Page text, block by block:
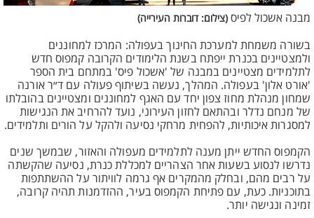
מבנה אשכול לפיס (צילום: דוברות העירייה)
בשורה משמחת למערכת החינוך בעפולה: המרכז למחוננים
ולמצטיינים בכנרת ייפתח בשנת הלימודים הקרובה קמפוס חדש
לתלמידים מצטיינים במבנה של 'אשכול פיס' במתחם בית הספר
'אורט אלון' בעפולה. המהלך, נעשה בשיתוף פעולה עם ד״ר אורנה
שמחון מנהלת מחוז צפון יחד עם האגף למחוננים ומצטיינים בהובלתו
של מנחם נדלר ובהתאם לחזון העירוני, נועד להרחיב את הנגישות
למסגרות איכותיות, להפחית מרחקי נסיעה ולהקל על הורים ותלמידים.
הקמפוס החדש ייתן מענה לתלמידים מעפולה והאזור, שבמשך שנים
נדרשו לנסוע בשעות אחר הצהריים למכללת כנרת, נסיעה שהקשתה
על רבים מהם, ובחלק מהמקרים אף גרמה לוויתור על ההשתתפות
בתוכניות. כעת, עם פתיחת הקמפוס בעיר, ההזדמנות תהיה קרובה,
זמינה ונגישה יותר.